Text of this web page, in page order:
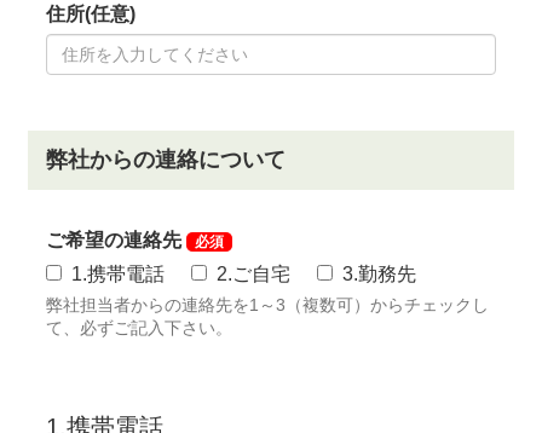
法人会員(記名式)登録者変更 88,000円(税込)
す。
①名義書換受付期間
限る
※令和8年3月31日までとしていた受付期間を１年間
延長
正 会 員 275,000円(税